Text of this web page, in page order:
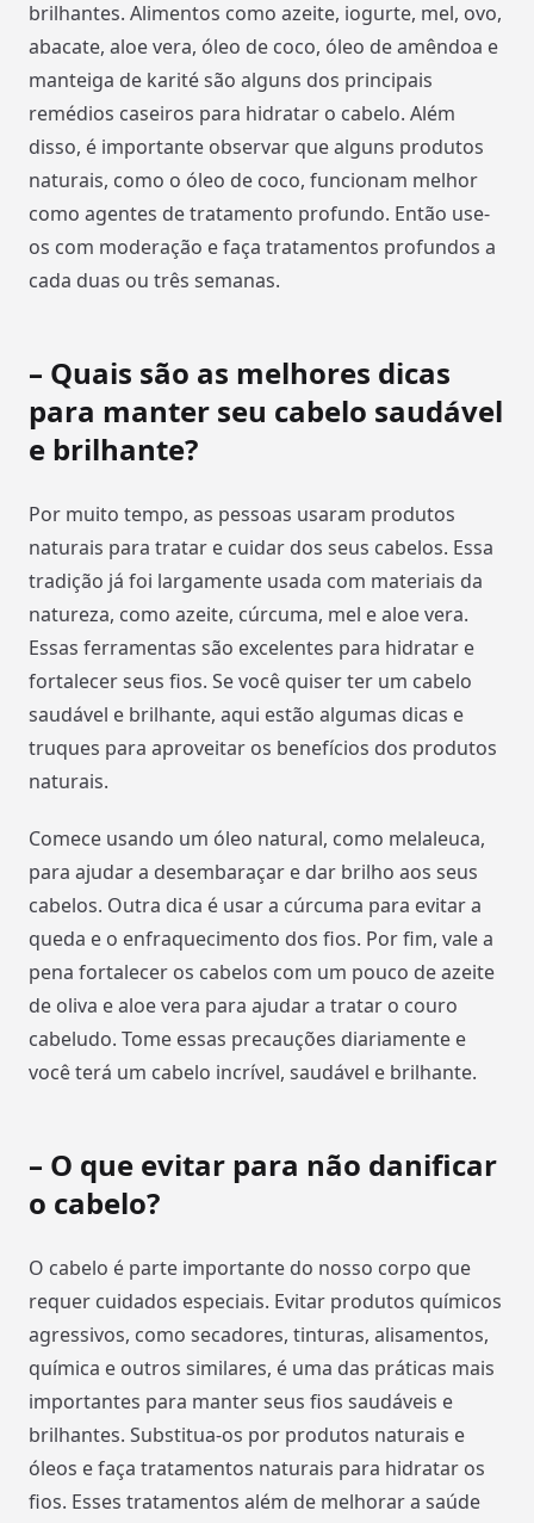
brilhantes. Alimentos como azeite, iogurte, mel, ovo,
abacate, aloe vera, óleo de coco, óleo de amêndoa e
manteiga de karité são alguns dos principais
remédios caseiros para hidratar o cabelo. Além
disso, é importante observar que alguns produtos
naturais, como o óleo de coco, funcionam melhor
como agentes de tratamento profundo. Então use-
os com moderação e faça tratamentos profundos a
cada duas ou três semanas.
– Quais são as melhores dicas
para manter seu cabelo saudável
e brilhante?
Por muito tempo, as pessoas usaram produtos
naturais para tratar e cuidar dos seus cabelos. Essa
tradição já foi largamente usada com materiais da
natureza, como azeite, cúrcuma, mel e aloe vera.
Essas ferramentas são excelentes para hidratar e
fortalecer seus fios. Se você quiser ter um cabelo
saudável e brilhante, aqui estão algumas dicas e
truques para aproveitar os benefícios dos produtos
naturais.
Comece usando um óleo natural, como melaleuca,
para ajudar a desembaraçar e dar brilho aos seus
cabelos. Outra dica é usar a cúrcuma para evitar a
queda e o enfraquecimento dos fios. Por fim, vale a
pena fortalecer os cabelos com um pouco de azeite
de oliva e aloe vera para ajudar a tratar o couro
cabeludo. Tome essas precauções diariamente e
você terá um cabelo incrível, saudável e brilhante.
– O que evitar para não danificar
o cabelo?
O cabelo é parte importante do nosso corpo que
requer cuidados especiais. Evitar produtos químicos
agressivos, como secadores, tinturas, alisamentos,
química e outros similares, é uma das práticas mais
importantes para manter seus fios saudáveis e
brilhantes. Substitua-os por produtos naturais e
óleos e faça tratamentos naturais para hidratar os
fios. Esses tratamentos além de melhorar a saúde